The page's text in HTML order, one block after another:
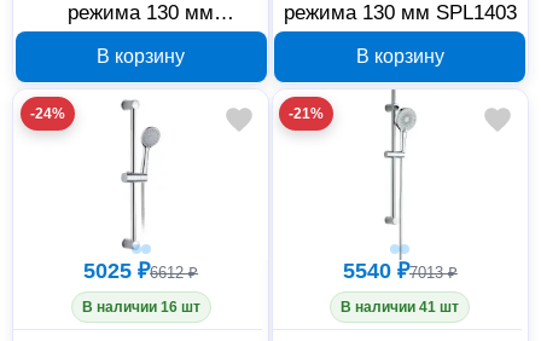
режима 130 мм
В корзину
режима 130 мм SPL1403
В корзину
-24%
5025 ₽6612 ₽
В наличии 16 шт
-21%
5540 ₽7013 ₽
В наличии 41 шт